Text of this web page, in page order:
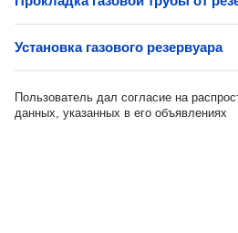
Установка газового резервуара
Пользователь дал согласие на
данных, указанных в его объявлениях